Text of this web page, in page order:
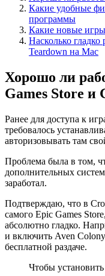
Какие удобные
программы
Какие новые
Насколько
Teardown на Mac
Хорошо ли
Games Store и
Ранее для доступа к
требовалось
авторизовывать там
Проблема была в том,
дополнительных
заработал.
Подтверждаю, что в
самого Epic Games
абсолютно гладко.
и включить Aven
бесплатной раздаче.
Чтобы